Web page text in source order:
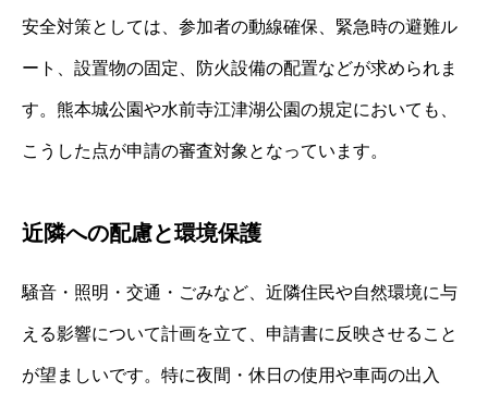
安全対策としては、参加者の動線確保、緊急時の避難ル
ート、設置物の固定、防火設備の配置などが求められま
す。熊本城公園や水前寺江津湖公園の規定においても、
こうした点が申請の審査対象となっています。
近隣への配慮と環境保護
騒音・照明・交通・ごみなど、近隣住民や自然環境に与
える影響について計画を立て、申請書に反映させること
が望ましいです。特に夜間・休日の使用や車両の出入